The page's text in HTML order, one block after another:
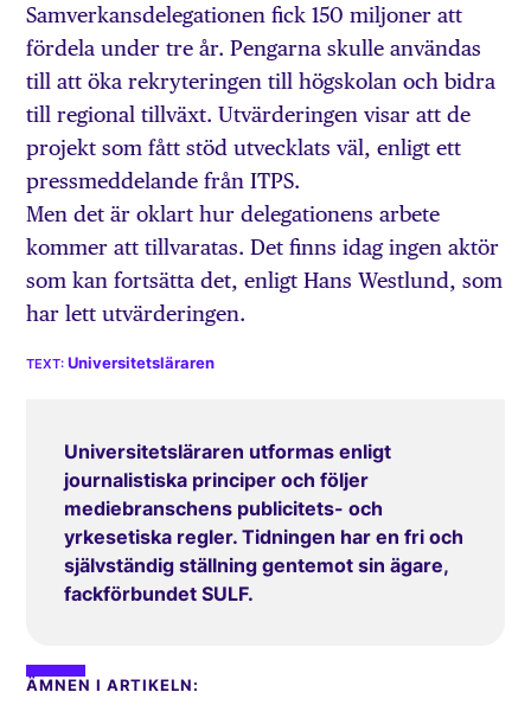
Samverkansdelegationen fick 150 miljoner att
fördela under tre år. Pengarna skulle användas
till att öka rekryteringen till högskolan och bidra
till regional tillväxt. Utvärderingen visar att de
projekt som fått stöd utvecklats väl, enligt ett
pressmeddelande från ITPS.
Men det är oklart hur delegationens arbete
kommer att tillvaratas. Det finns idag ingen aktör
som kan fortsätta det, enligt Hans Westlund, som
har lett utvärderingen.
Universitetsläraren
Universitetsläraren utformas enligt
journalistiska principer och följer
mediebranschens publicitets- och
yrkesetiska regler. Tidningen har en fri och
självständig ställning gentemot sin ägare,
fackförbundet SULF.
ÄMNEN I ARTIKELN: